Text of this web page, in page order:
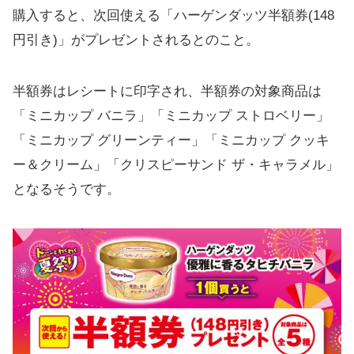
購入すると、次回使える「ハーゲンダッツ半額券(148
円引き)」がプレゼントされるとのこと。
半額券はレシートに印字され、半額券の対象商品は
「ミニカップ バニラ」「ミニカップ ストロベリー」
「ミニカップ グリーンティー」「ミニカップ クッキ
ー＆クリーム」「クリスピーサンド ザ・キャラメル」
となるそうです。